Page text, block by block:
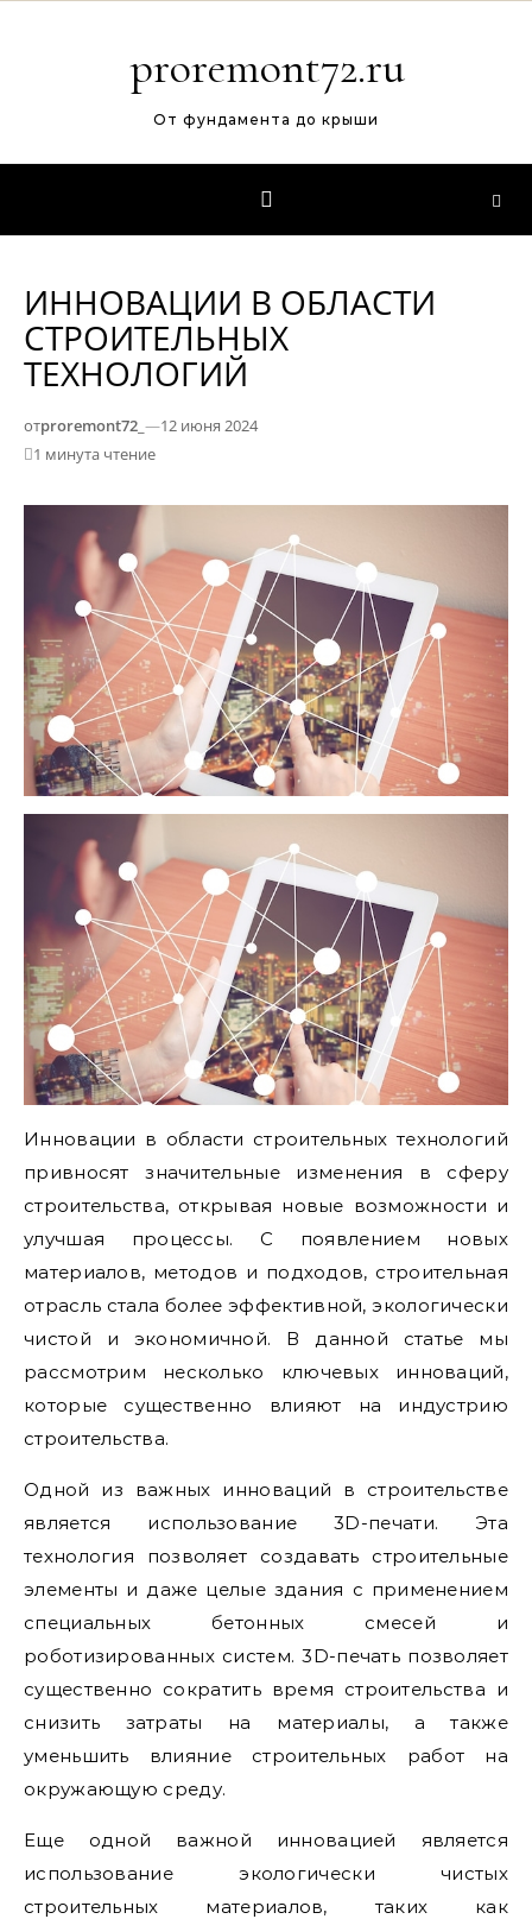
proremont72.ru
От фундамента до крыши
ИННОВАЦИИ В ОБЛАСТИ
СТРОИТЕЛЬНЫХ
ТЕХНОЛОГИЙ
отproremont72_ —12 июня 2024
1 минута чтение
Инновации в области строительных технологий
привносят значительные изменения в сферу
строительства, открывая новые возможности и
улучшая процессы. С появлением новых
материалов, методов и подходов, строительная
отрасль стала более эффективной, экологически
чистой и экономичной. В данной статье мы
рассмотрим несколько ключевых инноваций,
которые существенно влияют на индустрию
строительства.
Одной из важных инноваций в строительстве
является использование 3D-печати. Эта
технология позволяет создавать строительные
элементы и даже целые здания с применением
специальных бетонных смесей и
роботизированных систем. 3D-печать позволяет
существенно сократить время строительства и
снизить затраты на материалы, а также
уменьшить влияние строительных работ на
окружающую среду.
Еще одной важной инновацией является
использование экологически чистых
строительных материалов, таких как